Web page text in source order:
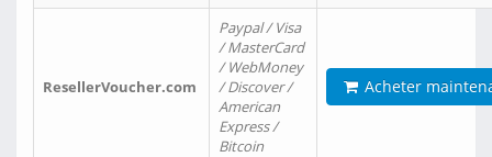
ResellerVoucher.com
Paypal / Visa
/ MasterCard
/ WebMoney
/ Discover /
American
Express /
Bitcoin
Acheter